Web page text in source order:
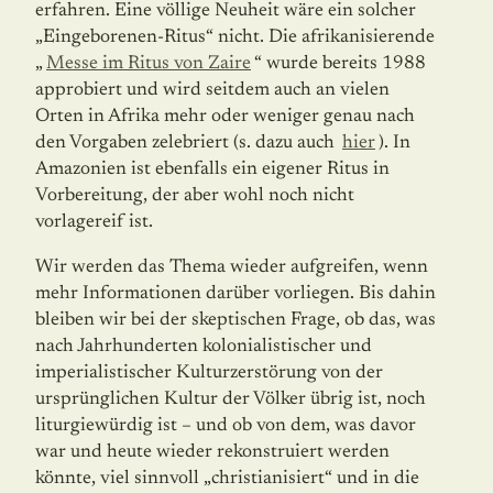
erfahren. Eine völlige Neuheit wäre ein solcher
„Eingeborenen-Ritus“ nicht. Die afrikanisierende
„Messe im Ritus von Zaire“ wurde bereits 1988
approbiert und wird seitdem auch an vielen
Orten in Afrika mehr oder weniger genau nach
den Vorgaben zelebriert (s. dazu auch hier ). In
Amazonien ist ebenfalls ein eigener Ritus in
Vorbereitung, der aber wohl noch nicht
vorlagereif ist.
Wir werden das Thema wieder aufgreifen, wenn
mehr Informationen darüber vorliegen. Bis dahin
bleiben wir bei der skeptischen Frage, ob das, was
nach Jahrhunderten kolonialistischer und
imperialistischer Kulturzerstörung von der
ursprünglichen Kultur der Völker übrig ist, noch
liturgiewürdig ist – und ob von dem, was davor
war und heute wieder rekonstruiert werden
könnte, viel sinnvoll „christianisiert“ und in die